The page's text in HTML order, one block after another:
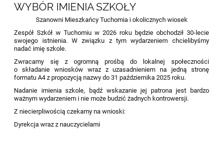
WYBÓR IMIENIA SZKOŁY
Szanowni Mieszkańcy Tuchomia i okolicznych wiosek
Zespół Szkół w Tuchomiu w 2026 roku będzie obchodził 30-lecie
swojego istnienia. W związku z tym wydarzeniem chcielibyśmy
nadać imię szkole.
Zwracamy się z ogromną prośbą do lokalnej społeczności
o składanie wniosków wraz z uzasadnieniem na jedną stronę
formatu A4 z propozycją nazwy do 31 października 2025 roku.
Nadanie imienia szkole, bądź wskazanie jej patrona jest bardzo
ważnym wydarzeniem i nie może budzić żadnych kontrowersji.
Z niecierpliwością czekamy na wnioski:
Dyrekcja wraz z nauczycielami